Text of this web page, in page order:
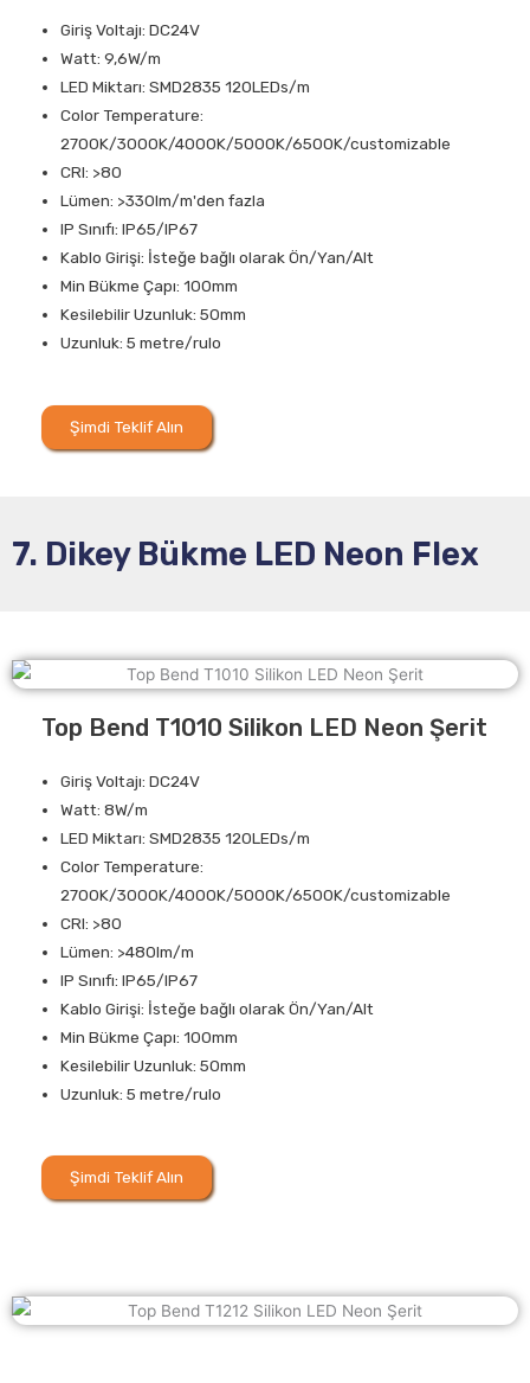
Giriş Voltajı: DC24V
Watt: 9,6W/m
LED Miktarı: SMD2835 120LEDs/m
Color Temperature:
2700K/3000K/4000K/5000K/6500K/customizable
CRI: >80
Lümen: >330lm/m'den fazla
IP Sınıfı: IP65/IP67
Kablo Girişi: İsteğe bağlı olarak Ön/Yan/Alt
Min Bükme Çapı: 100mm
Kesilebilir Uzunluk: 50mm
Uzunluk: 5 metre/rulo
Şimdi Teklif Alın
7. Dikey Bükme LED Neon Flex
Top Bend T1010 Silikon LED Neon Şerit
Giriş Voltajı: DC24V
Watt: 8W/m
LED Miktarı: SMD2835 120LEDs/m
Color Temperature:
2700K/3000K/4000K/5000K/6500K/customizable
CRI: >80
Lümen: >480lm/m
IP Sınıfı: IP65/IP67
Kablo Girişi: İsteğe bağlı olarak Ön/Yan/Alt
Min Bükme Çapı: 100mm
Kesilebilir Uzunluk: 50mm
Uzunluk: 5 metre/rulo
Şimdi Teklif Alın